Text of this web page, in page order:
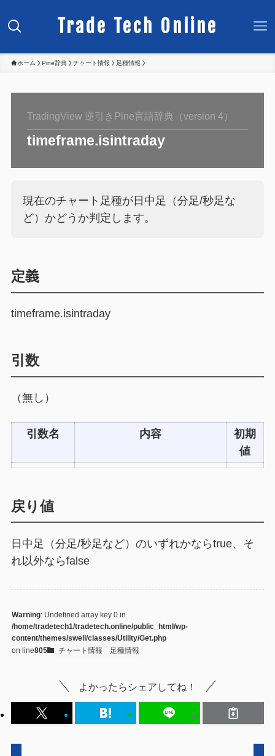
Trade Tech Online
ホーム Pine辞典 チャート情報 足種情報
TradingView 逆引きPine言語辞典（version 4）
timeframe.isintraday
現在のチャート足種が日中足（分足/秒足な
ど）かどうか判定します。
定義
timeframe.isintraday
引数
（無し）
引数名 内容
初期
値
戻り値
日中足（分足/秒足など）のいずれかならtrue、そ
れ以外ならfalse
Warning: Undefined array key 0 in
/home/tradetech1/tradetech.online/public_html/wp-
content/themes/swell/classes/Utility/Get.php
on line805 チャート情報 足種情報
よかったらシェアしてね！